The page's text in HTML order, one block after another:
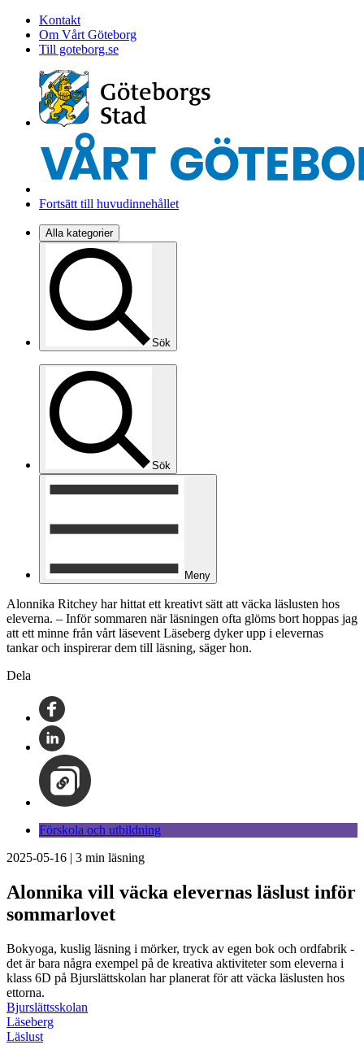
Kontakt
Om Vårt Göteborg
Till goteborg.se
Fortsätt till huvudinnehållet
Alla kategorier
Sök
Sök
Meny
Alonnika Ritchey har hittat ett kreativt sätt att väcka läslusten hos
eleverna. – Inför sommaren när läsningen ofta glöms bort hoppas jag
att ett minne från vårt läsevent Läseberg dyker upp i elevernas
tankar och inspirerar dem till läsning, säger hon.
Dela
Förskola och utbildning
2025-05-16 | 3 min läsning
Alonnika vill väcka elevernas läslust inför
sommarlovet
Bokyoga, kuslig läsning i mörker, tryck av egen bok och ordfabrik -
det är bara några exempel på de kreativa aktiviteter som eleverna i
klass 6D på Bjurslättskolan har planerat för att väcka läslusten hos
ettorna.
Bjurslättsskolan
Läseberg
Läslust